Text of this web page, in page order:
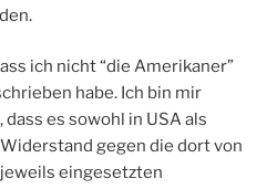
ich nicht “die Amerikaner”
habe. Ich bin mir
es sowohl in USA als
gegen die dort von
eingesetzten